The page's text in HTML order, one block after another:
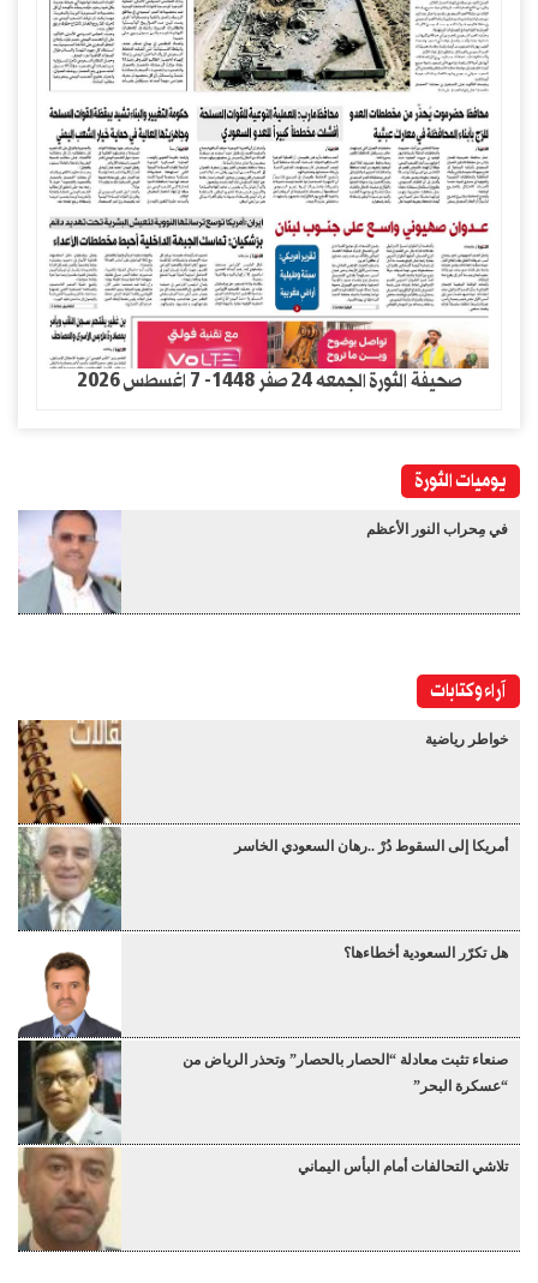
صحيفة الثورة الجمعه 24 صفر 1448- 7 اغسطس 2026
يوميات الثورة
في مِحراب النور الأعظم
آراء وكتابات
خواطر رياضية
أمريكا إلى السقوط دُرْ ..رهان السعودي الخاسر
هل تكرّر السعودية أخطاءها؟
صنعاء تثبت معادلة “الحصار بالحصار” وتحذر الرياض من
“عسكرة البحر”
تلاشي التحالفات أمام البأس اليماني